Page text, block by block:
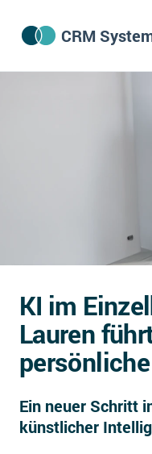
CRM
CRM
Was ist CRM?
Offene Stellen bei CRM-
Über uns
DSGVO/GDPR
Impressum
Kontakt
KI im
Lauren
Ein neuer Schritt
künstlicher